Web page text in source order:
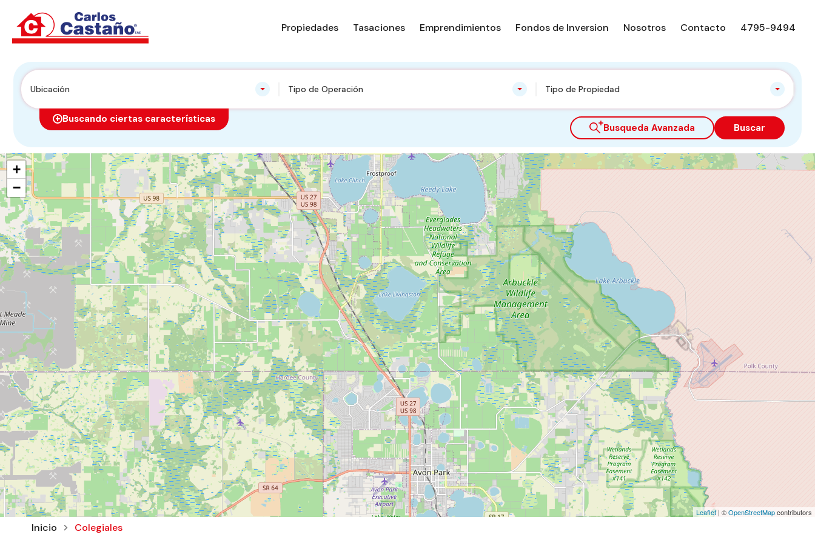
Propiedades Tasaciones Emprendimientos Fondos de Inversion Nosotros Contacto 4795-9494
Ubicación Tipo de Operación Tipo de Propiedad
Buscando ciertas características
Busqueda Avanzada Buscar
+
−
Leaflet| ©OpenStreetMapcontributors
Inicio Colegiales